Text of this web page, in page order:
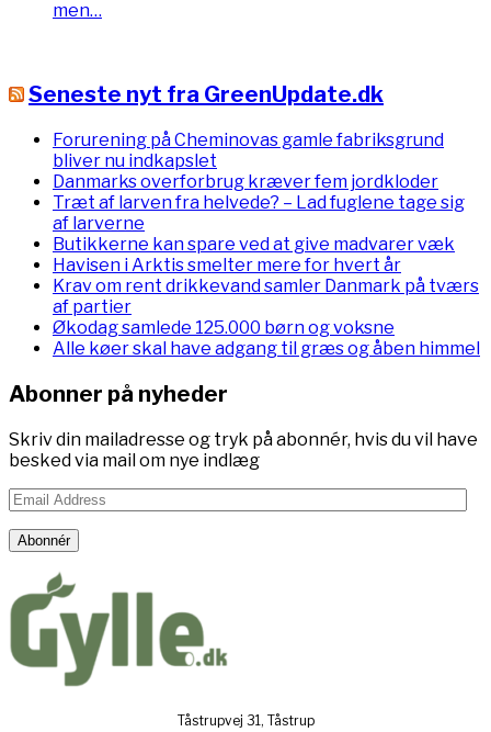
men…
Seneste nyt fra GreenUpdate.dk
Forurening på Cheminovas gamle fabriksgrund
bliver nu indkapslet
Danmarks overforbrug kræver fem jordkloder
Træt af larven fra helvede? – Lad fuglene tage sig
af larverne
Butikkerne kan spare ved at give madvarer væk
Havisen i Arktis smelter mere for hvert år
Krav om rent drikkevand samler Danmark på tværs
af partier
Økodag samlede 125.000 børn og voksne
Alle køer skal have adgang til græs og åben himmel
Abonner på nyheder
Skriv din mailadresse og tryk på abonnér, hvis du vil have
besked via mail om nye indlæg
Email
Abonnér
Tåstrupvej 31, Tåstrup